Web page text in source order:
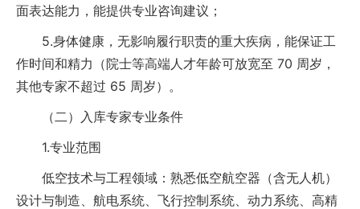
面表达能力，能提供专业咨询建议；
5.身体健康，无影响履行职责的重大疾病，能保证工
作时间和精力（院士等高端人才年龄可放宽至 70 周岁，
其他专家不超过 65 周岁）。
（二）入库专家专业条件
1.专业范围
低空技术与工程领域：熟悉低空航空器（含无人机）
设计与制造、航电系统、飞行控制系统、动力系统、高精